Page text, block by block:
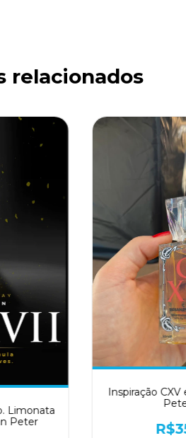
relacionados
Limonata
Peter
Inspiração